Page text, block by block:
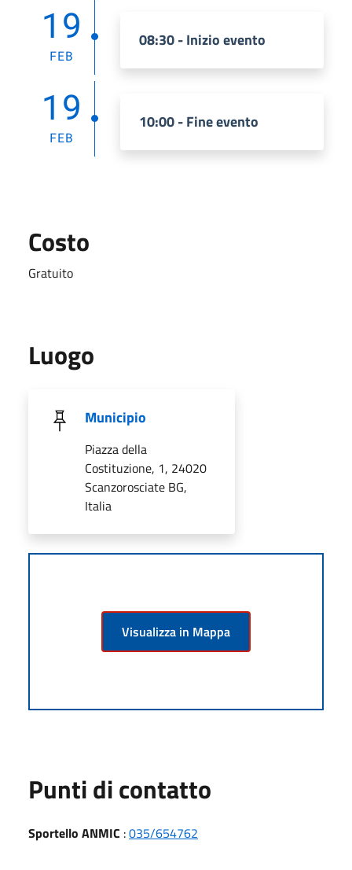
19
FEB
08:30 - Inizio evento
19
FEB
10:00 - Fine evento
Costo
Gratuito
Luogo
Municipio
Piazza della
Costituzione, 1, 24020
Scanzorosciate BG,
Italia
Visualizza in Mappa
Punti di contatto
Sportello ANMIC :035/654762